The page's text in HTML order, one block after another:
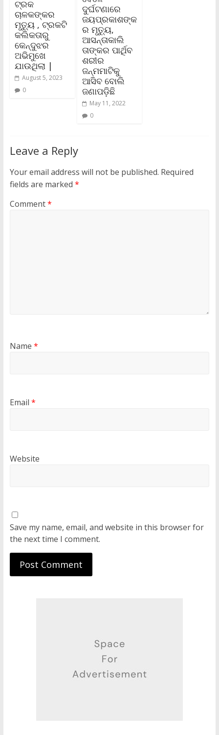
ଟ୍ରକ
ଚାଳକଙ୍କର
ମୃତ୍ୟୁ , ଟ୍ରକଟି
କଲିକତାରୁ
କେନ୍ଦୁଝର
ଅଭିମୁଖେ
ଯାଉଥିଲା |
August 5, 2023
0
ଦୁର୍ଘଟଣାରେ
ଜୟପ୍ରକାଶଙ୍କ
ର ମୃତ୍ୟୁ,
ଆସନ୍ତାକାଲି
ତାଙ୍କର ପାର୍ଥିବ
ଶରୀର
ଜନ୍ମମାଟିକୁ
ଆସିବ ବୋଲି
ଜଣାପଡ଼ିଛି
May 11, 2022
0
Leave a Reply
Your email address will not be published. Required
fields are marked *
Comment*
Name *
Email *
Website
Save my name, email, and website in this browser for
the next time I comment.